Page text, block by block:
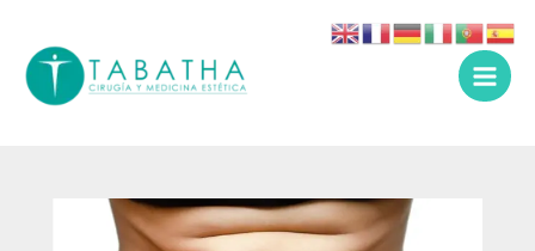
contenido